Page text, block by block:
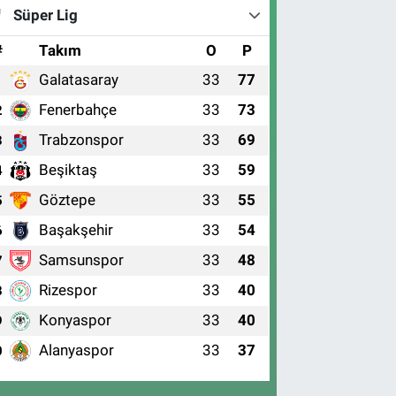
Süper Lig
Takım O P
Galatasaray 33 77
Fenerbahçe 33 73
Trabzonspor 33 69
Beşiktaş 33 59
Göztepe 33 55
Başakşehir 33 54
Samsunspor 33 48
Rizespor 33 40
Konyaspor 33 40
Alanyaspor 33 37